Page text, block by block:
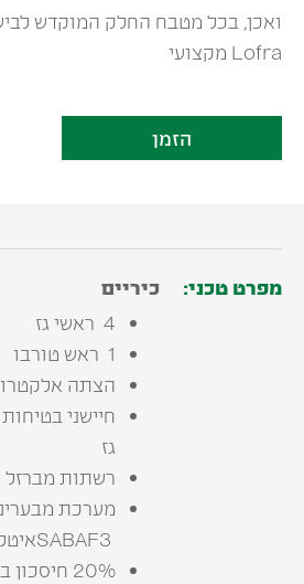
ואכן, בכל מטבח החלק המוקדש
Lofra מקצועי
הזמן
מפרט טכני:
כיריים
4 ‭ ‬ראשי‭ ‬גז‭ ‬
1 ‭ ‬ראש‭ ‬טורבו
הצתה‭ ‬אלקטרונית‭ ‬מובנה
‬גז
רשתות‭ ‬מברזל‭ ‬יצוק
‬SABAF3‭ ‬איטליה
20% חיסכון בתצרוכת הגז